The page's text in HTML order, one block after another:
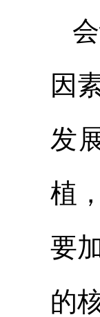
因
发
植
要
的